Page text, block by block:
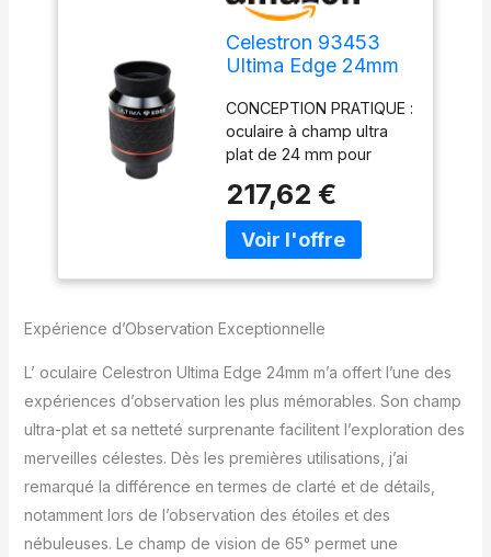
Celestron 93453
Ultima Edge 24mm
Field Eyepiece
Designed for 1.25"
Focusers -
Incredibly Crisp
Views, Fully Multi-
Coated Lens,
Moulded Rubber
Grip, Black
CONCEPTION PRATIQUE :
oculaire à champ ultra
plat de 24 mm pour
IMAGE ULTRA CLAIRE ET
NETTE : vues
incroyablement nettes
complète. OPTIQUES
conception de lentille à 8
éléments pour une
excellente transmission
de la lumière, permettant
d’optimiser chaque
PARFAIT POUR
OBSERVER LES
217,62 €
Expérience d’Observation Exceptionnelle
L’ oculaire Celestron Ultima Edge 24mm m’a offert l’une des
expériences d’observation les plus mémorables. Son champ
ultra-plat et sa netteté surprenante facilitent l’exploration des
merveilles célestes. Dès les premières utilisations, j’ai
remarqué la différence en termes de clarté et de détails,
notamment lors de l’observation des étoiles et des
nébuleuses. Le champ de vision de 65° permet une